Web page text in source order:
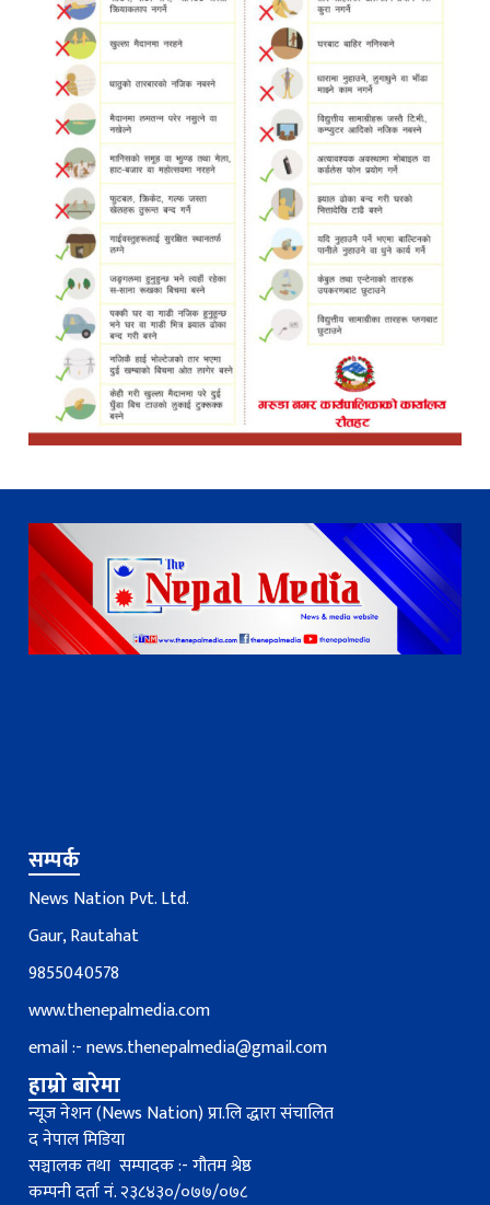
सम्पर्क
News Nation Pvt. Ltd.
Gaur, Rautahat
9855040578
www.thenepalmedia.com
email :-news.thenepalmedia@gmail.com
हाम्रो बारेमा
न्यूज नेशन (News Nation) प्रा.लि द्धारा संचालित
द नेपाल मिडिया
सञ्चालक तथा सम्पादक :- गौतम श्रेष्ठ
कम्पनी दर्ता नं. २३८४३०/०७७/०७८